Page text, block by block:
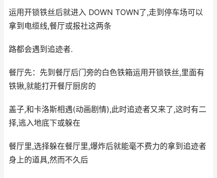
运用开锁铁丝后就进入 DOWN TOWN了,走到停车场可以
拿到电缆线,餐厅或报社这两条
路都会遇到追迹者.
餐厅先：先到餐厅后门旁的白色铁箱运用开锁铁丝,里面有
铁锹,就能打开餐厅厨房的
盖子,和卡洛斯相遇(动画剧情),此时追迹者又来了,这时有二
择,逃入地底下或躲在
餐厅里,选择躲在餐厅里,爆炸后就能毫不费力的拿到追迹者
身上的道具,然而不久后